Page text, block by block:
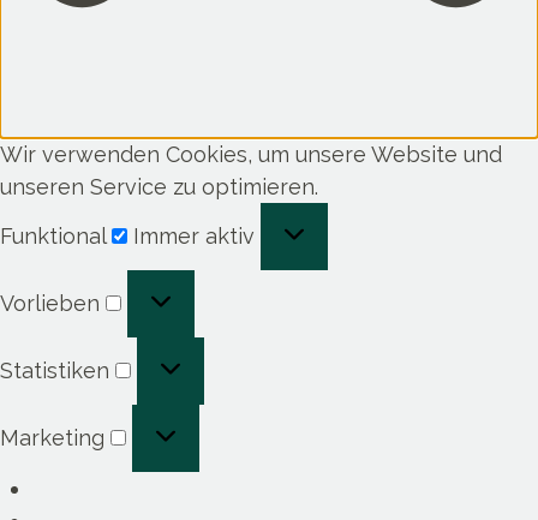
Wir verwenden Cookies, um unsere Website und
unseren Service zu optimieren.
Funktional
Immer aktiv
Vorlieben
Statistiken
Marketing